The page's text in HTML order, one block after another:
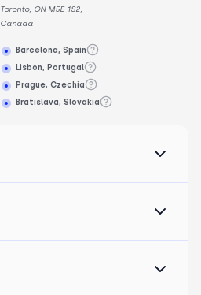
Toronto, ON M5E 1S2,
Canada
Barcelona, Spain
Lisbon, Portugal
Prague, Czechia
Bratislava, Slovakia